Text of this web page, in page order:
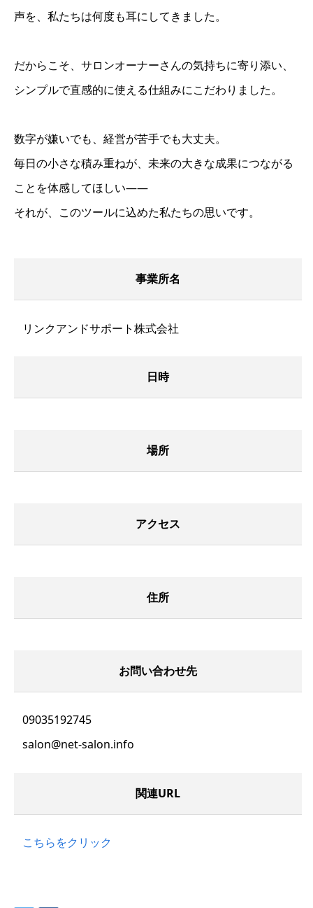
声を、私たちは何度も耳にしてきました。
だからこそ、サロンオーナーさんの気持ちに寄り添い、
シンプルで直感的に使える仕組みにこだわりました。
数字が嫌いでも、経営が苦手でも大丈夫。
毎日の小さな積み重ねが、未来の大きな成果につながる
ことを体感してほしい――
それが、このツールに込めた私たちの思いです。
事業所名
リンクアンドサポート株式会社
日時
場所
アクセス
住所
お問い合わせ先
09035192745
salon@net-salon.info
関連URL
こちらをクリック